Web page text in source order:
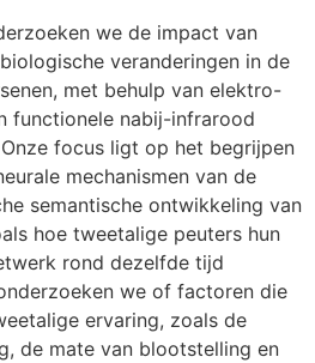
we de impact van
veranderingen in de
met behulp van elektro-
functionele nabij-infrarood
focus ligt op het begrijpen
mechanismen van de
semantische ontwikkeling van
hoe tweetalige peuters hun
rond dezelfde tijd
we of factoren die
ervaring, zoals de
de mate van blootstelling en